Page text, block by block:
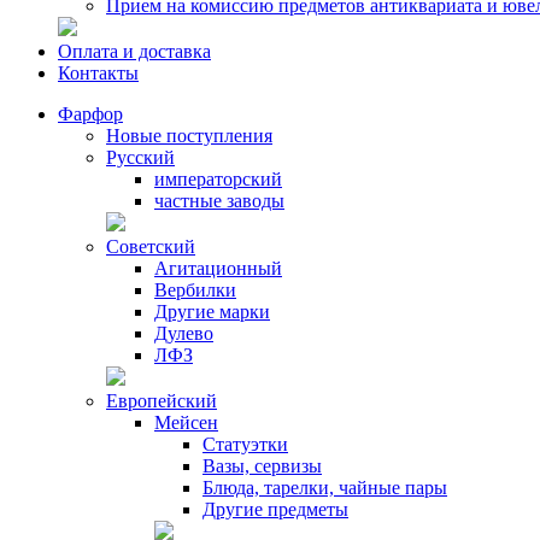
Прием на комиссию предметов антиквариата и
Оплата и доставка
Контакты
Фарфор
Новые поступления
Русский
императорский
частные заводы
Советский
Агитационный
Вербилки
Другие марки
Дулево
ЛФЗ
Европейский
Мейсен
Статуэтки
Вазы, сервизы
Блюда, тарелки, чайные пары
Другие предметы